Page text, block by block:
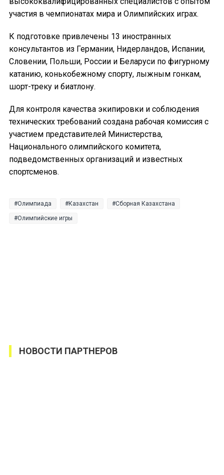
участия в чемпионатах мира и Олимпийских играх.
К подготовке привлечены 13 иностранных
консультантов из Германии, Нидерландов, Испании,
Словении, Польши, России и Беларуси по фигурному
катанию, конькобежному спорту, лыжным гонкам,
шорт-треку и биатлону.
Для контроля качества экипировки и соблюдения
технических требований создана рабочая комиссия с
участием представителей Министерства,
Национального олимпийского комитета,
подведомственных организаций и известных
спортсменов.
Олимпиада Казахстан Сборная Казахстана
Олимпийские игры
НОВОСТИ ПАРТНЕРОВ